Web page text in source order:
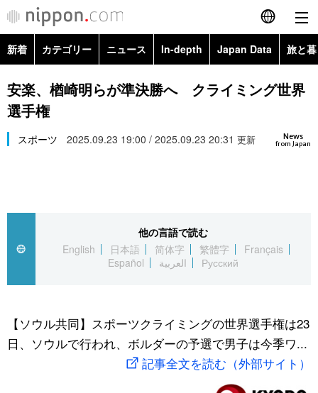
English
简体字
Русский
カテゴリー
経済・ビジネス
国際
文化
トップ
アーカイブ
In-depth
Japan Data
動画/Live
新着 カテゴリー ニュース In-depth Japan Data 旅と
政治・外交
経済・ビジネス
スポーツ・東京2020
Topics
安楽、楢崎明らが準決勝へ クライミング世界
選手権
News
from Japan
スポーツ 2025.09.23 19:00 / 2025.09.23 20:31 更新
他の言語で読む
English
日本語 简体字 繁體字
Français
Español
العربية Русский
【ソウル共同】スポーツクライミングの世界選手権は23
日、ソウルで行われ、ボルダーの予選で男子は今季ワ...
記事全文を読む（外部サイト）